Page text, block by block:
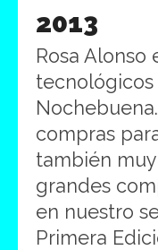
2013
Rosa
tecnológicos
compras
también
grandes
en nuestro
Primera